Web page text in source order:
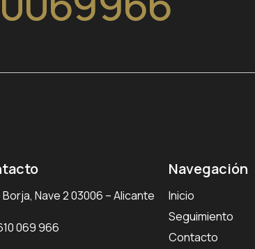
Nave 2 03006 – Alicante
069 966
Navegación
Inicio
Seguimiento
Contacto